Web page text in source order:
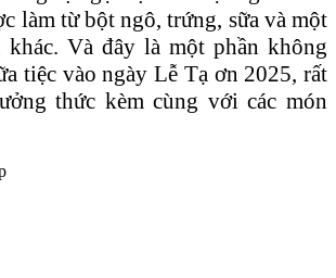
làm từ bột ngô, trứng, sữa và một
khác. Và đây là một phần không
tiệc vào ngày Lễ Tạ ơn 2025, rất
thức kèm cùng với các món